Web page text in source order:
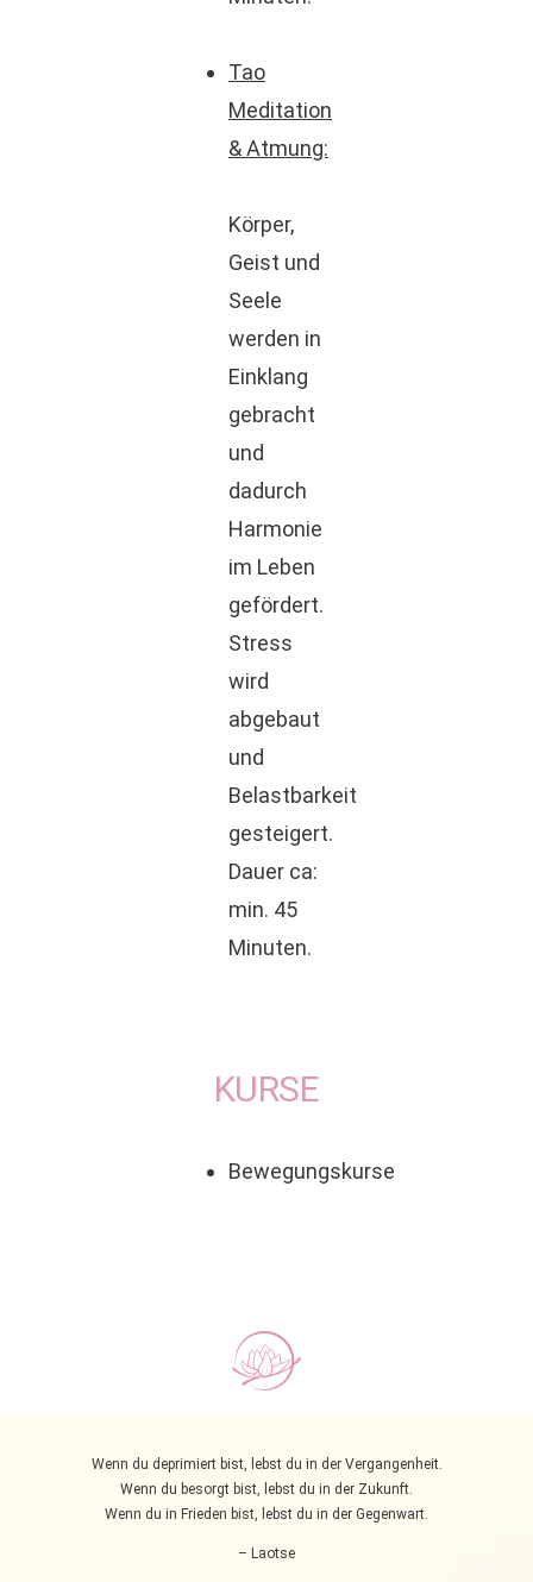
Tao
Meditation
& Atmung:
Körper,
Geist und
Seele
werden in
Einklang
gebracht
und
dadurch
Harmonie
im Leben
gefördert.
Stress
wird
abgebaut
und
Belastbarkeit
gesteigert.
Dauer ca:
min. 45
Minuten.
KURSE
Bewegungskurse
Wenn du deprimiert bist, lebst du in der Vergangenheit.
Wenn du besorgt bist, lebst du in der Zukunft.
Wenn du in Frieden bist, lebst du in der Gegenwart.
– Laotse